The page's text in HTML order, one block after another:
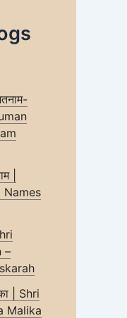
|
Names
–
| Shri
Malika